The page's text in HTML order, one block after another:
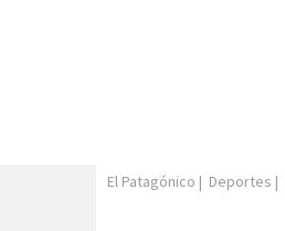
El Patagónico | Deportes |